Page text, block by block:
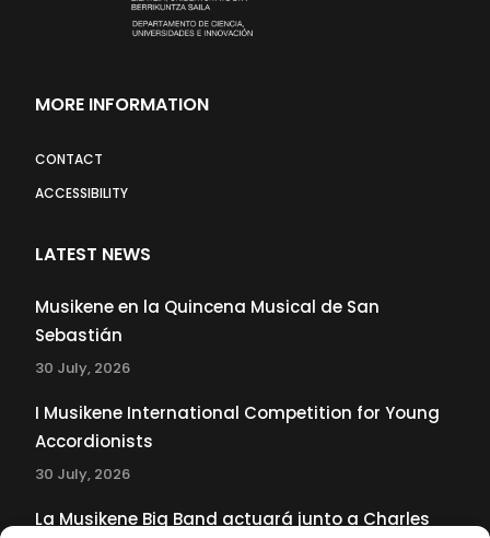
MORE INFORMATION
CONTACT
ACCESSIBILITY
LATEST NEWS
Musikene en la Quincena Musical de San
Sebastián
30 July, 2026
I Musikene International Competition for Young
Accordionists
30 July, 2026
La Musikene Big Band actuará junto a Charles